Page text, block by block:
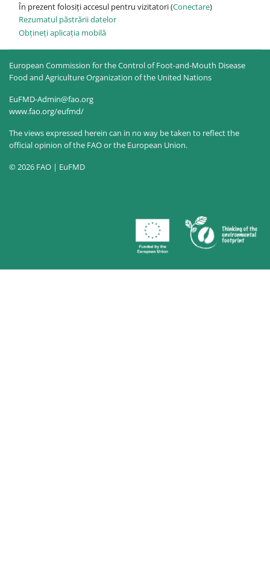
În prezent folosiți accesul pentru vizitatori (Conectare)
Rezumatul păstrării datelor
Obțineți aplicația mobilă
European Commission for the Control of Foot-and-Mouth Disease
Food and Agriculture Organization of the United Nations
EuFMD-Admin@fao.org
www.fao.org/eufmd/
The views expressed herein can in no way be taken to reflect the
official opinion of the FAO or the European Union.
© 2026 FAO | EuFMD